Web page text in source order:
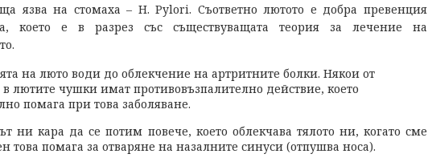
язва на стомаха – H. Pylori. Съответно лютото е добра превенция
което е в разрез със съществуващата теория за лечение на
на люто води до облекчение на артритните болки. Някои от
в лютите чушки имат противовъзпалително действие, което
помага при това заболяване.
ни кара да се потим повече, което облекчава тялото ни, когато сме
това помага за отваряне на назалните синуси (отпушва носа).